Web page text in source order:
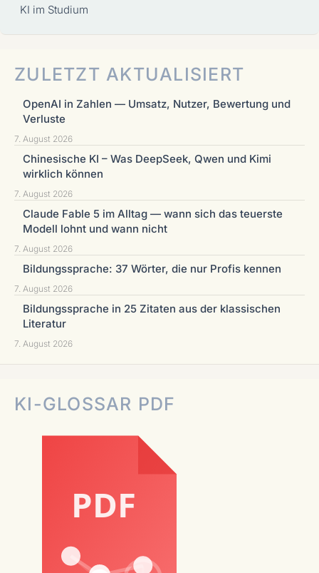
KI im Studium
ZULETZT AKTUALISIERT
OpenAI in Zahlen — Umsatz, Nutzer, Bewertung und
Verluste
7. August 2026
Chinesische KI – Was DeepSeek, Qwen und Kimi
wirklich können
7. August 2026
Claude Fable 5 im Alltag — wann sich das teuerste
Modell lohnt und wann nicht
7. August 2026
Bildungssprache: 37 Wörter, die nur Profis kennen
7. August 2026
Bildungssprache in 25 Zitaten aus der klassischen
Literatur
7. August 2026
KI-GLOSSAR PDF